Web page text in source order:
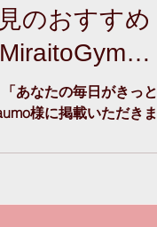
のおすすめ
が
あなたの毎日がきっと
様に掲載いただきま